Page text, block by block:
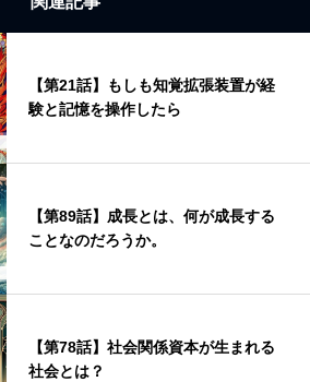
【第21話】もしも知覚拡張装置が経
験と記憶を操作したら
【第89話】成長とは、何が成長する
ことなのだろうか。
【第78話】社会関係資本が生まれる
社会とは？